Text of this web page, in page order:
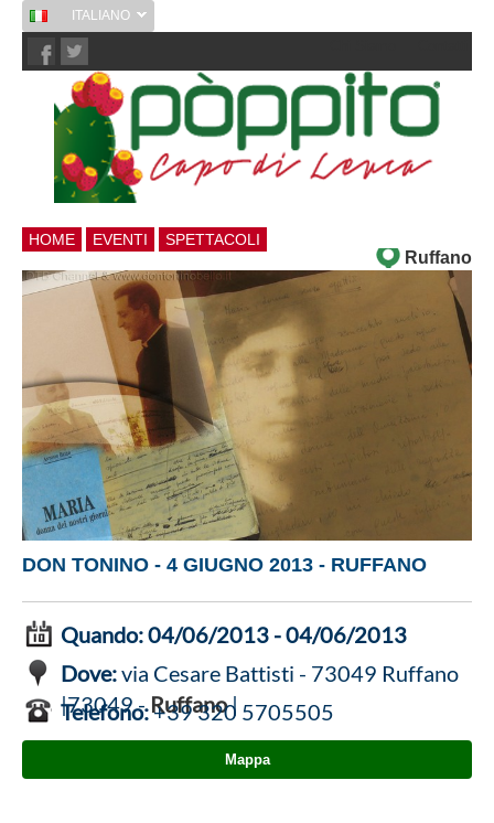
ITALIANO
HOME EVENTI SPETTACOLI
Ruffano
DON TONINO - 4 GIUGNO 2013 - RUFFANO
Quando:04/06/2013 - 04/06/2013
Dove:via Cesare Battisti - 73049 Ruffano
|73049 -Ruffano|
Telefono:+39 320 5705505
Mappa